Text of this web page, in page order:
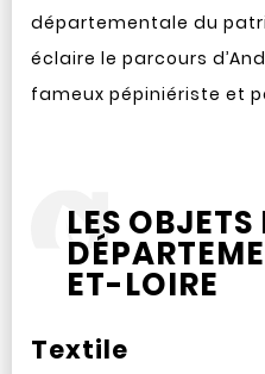
départementale du
éclaire le parcours
fameux pépiniériste et
LES
ET-LOIRE
Textile